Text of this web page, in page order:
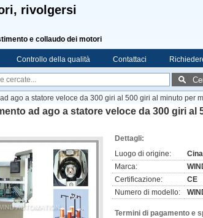
rivolgersi
e collaudo dei motori
Controllo della qualità Contattaci
ago a statore veloce da 300 giri al 500 giri al minuto per
ad ago a statore veloce da 300 giri al
Dettagli:
Luogo di origine:
Cina
Marca:
Certificazione:
CE
Numero di modello:
Termini di pagamento e